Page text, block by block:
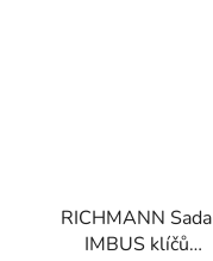
RICHMANN Sada
IMBUS klíčů